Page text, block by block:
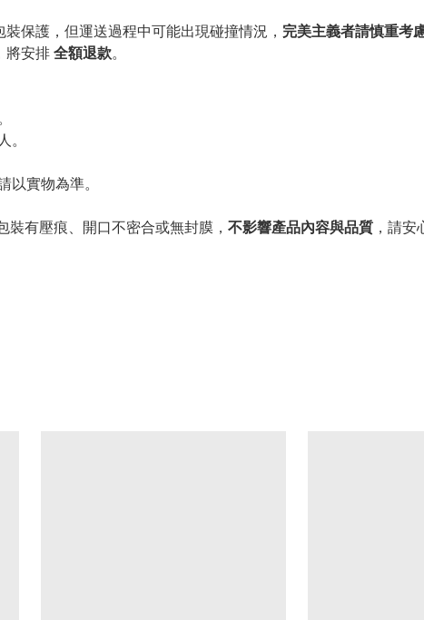
保護，但運送過程中可能出現碰撞情況， 完美主義者請慎重考
將安排 全額退款。
。
以實物為準。
裝有壓痕、開口不密合或無封膜， 不影響產品內容與品質 ，請安